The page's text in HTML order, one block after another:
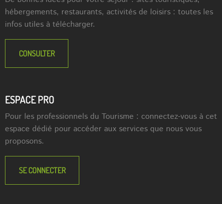
hébergements, restaurants, activités de loisirs : toutes les
infos utiles à télécharger.
CONSULTER
ESPACE PRO
Pour les professionnels du Tourisme : connectez-vous à cet
espace dédié pour accéder aux services que nous vous
proposons.
SE CONNECTER